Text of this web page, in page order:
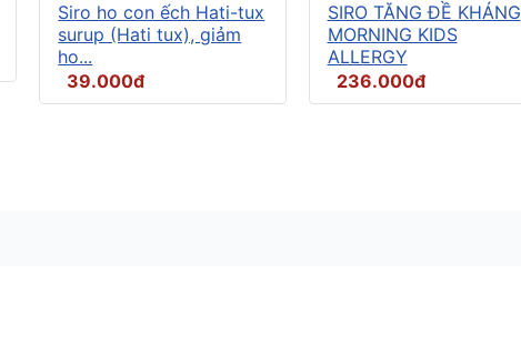
Siro ho con ếch Hati-tux
surup (Hati tux), giảm
ho...
39.000đ
SIRO TĂNG ĐỀ KHÁNG
MORNING KIDS
ALLERGY
236.000đ